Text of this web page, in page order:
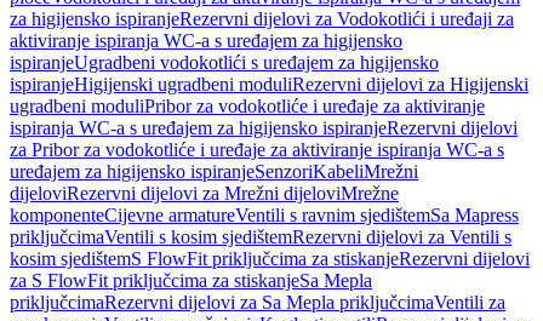
za higijensko ispiranjeRezervni dijelovi za Vodokotlići i uređaji za
aktiviranje ispiranja WC-a s uređajem za higijensko
ispiranjeUgradbeni vodokotlići s uređajem za higijensko
ispiranjeHigijenski ugradbeni moduliRezervni dijelovi za Higijenski
ugradbeni moduliPribor za vodokotliće i uređaje za aktiviranje
ispiranja WC-a s uređajem za higijensko ispiranjeRezervni dijelovi
za Pribor za vodokotliće i uređaje za aktiviranje ispiranja WC-a s
uređajem za higijensko ispiranjeSenzoriKabeliMrežni
dijeloviRezervni dijelovi za Mrežni dijeloviMrežne
komponenteCijevne armatureVentili s ravnim sjedištemSa Mapress
priključcimaVentili s kosim sjedištemRezervni dijelovi za Ventili s
kosim sjedištemS FlowFit priključcima za stiskanjeRezervni dijelovi
za S FlowFit priključcima za stiskanjeSa Mepla
priključcimaRezervni dijelovi za Sa Mepla priključcimaVentili za